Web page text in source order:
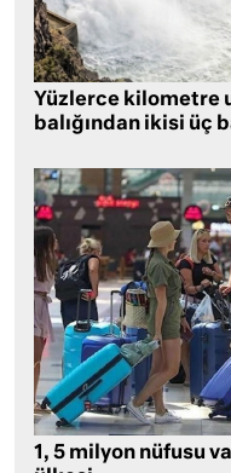
Yüzlerce kilometre
balığından ikisi üç
1, 5 milyon nüfusu